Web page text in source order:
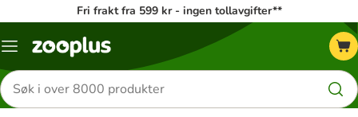
Fri frakt fra 599 kr - ingen tollavgifter**
Katalogmeny
Søk
etter
produkter